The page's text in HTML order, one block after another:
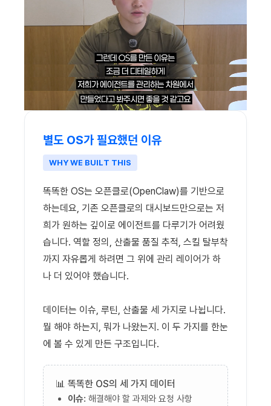
별도 OS가 필요했던 이유
WHY WE BUILT THIS
똑똑한 OS는 오픈클로(OpenClaw)를 기반으로
하는데요, 기존 오픈클로의 대시보드만으로는 저
희가 원하는 깊이로 에이전트를 다루기가 어려웠
습니다. 역할 정의, 산출물 품질 추적, 스킬 탈부착
까지 자유롭게 하려면 그 위에 관리 레이어가 하
나 더 있어야 했습니다.
데이터는 이슈, 루틴, 산출물 세 가지로 나뉩니다.
뭘 해야 하는지, 뭐가 나왔는지. 이 두 가지를 한눈
에 볼 수 있게 만든 구조입니다.
📊 똑똑한 OS의 세 가지 데이터
이슈: 해결해야 할 과제와 요청 사항